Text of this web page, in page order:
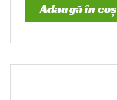
Adaugă în coș